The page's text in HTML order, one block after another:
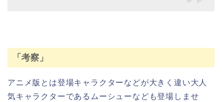
「考察」
アニメ版とは登場キャラクターなどが大きく違い大人
気キャラクターであるムーシューなども登場しませ